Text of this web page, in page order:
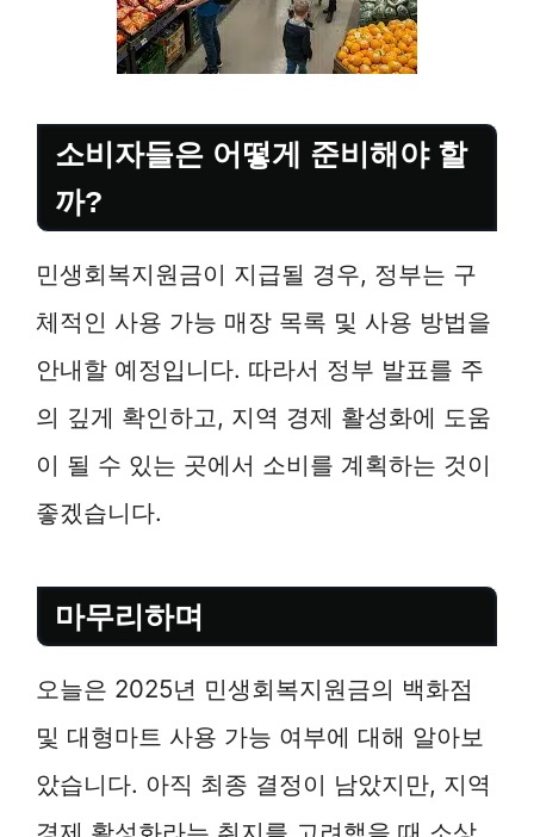
소비자들은 어떻게 준비해야 할
까?
민생회복지원금이 지급될 경우, 정부는 구
체적인 사용 가능 매장 목록 및 사용 방법을
안내할 예정입니다. 따라서 정부 발표를 주
의 깊게 확인하고, 지역 경제 활성화에 도움
이 될 수 있는 곳에서 소비를 계획하는 것이
좋겠습니다.
마무리하며
오늘은 2025년 민생회복지원금의 백화점
및 대형마트 사용 가능 여부에 대해 알아보
았습니다. 아직 최종 결정이 남았지만, 지역